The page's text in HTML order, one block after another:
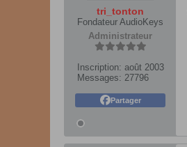
tri_tonton
Fondateur AudioKeys
Administrateur
Inscription: août 2003
Messages: 27796
Partager